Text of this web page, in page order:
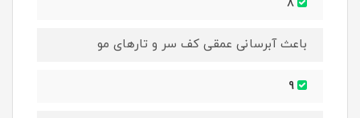
باعث آبرسانی عمقی کف سر و تارهای مو